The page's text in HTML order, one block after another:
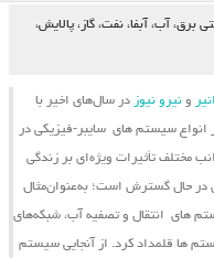
آب، آبفا، نفت، گاز، پالایش،
و نیرو نیوز در سال‌های اخیر با
سیستم ‌های سایبر-فیزیکی در
مختلف تأثیرات ویژه‌ای بر زندگی
در حال گسترش است؛ به‌عنوان‌مثال
‌های انتقال و تصفیه آب، شبکه‌های
‌ها قلمداد کرد. از آنجایی سیستم